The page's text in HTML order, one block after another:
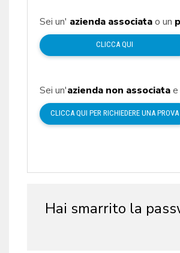
Sei un' azienda associatao un
CLICCA QUI
Sei un'azienda non associata
CLICCA QUI PER RICHIEDERE UNA PROVA
Hai smarrito la